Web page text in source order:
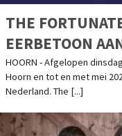
THE
EERBETOON
HOORN - Afgelopen
Hoorn en tot en met mei
Nederland. The [...]